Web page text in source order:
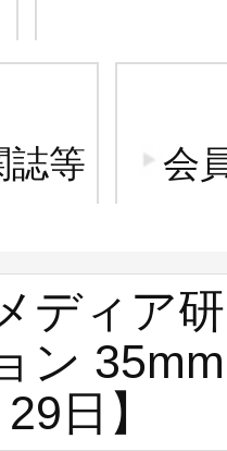
誌等 会
ディア
ン
日】